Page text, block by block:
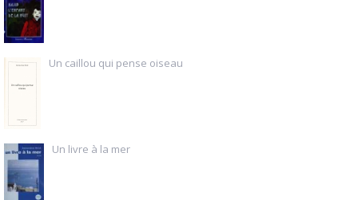
Un caillou qui pense oiseau
Un livre à la mer